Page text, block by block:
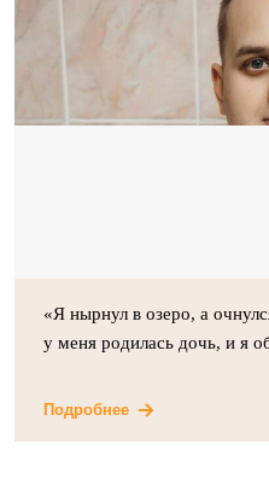
«Я нырнул в озеро, а
у меня родилась дочь, и я
Подробнее